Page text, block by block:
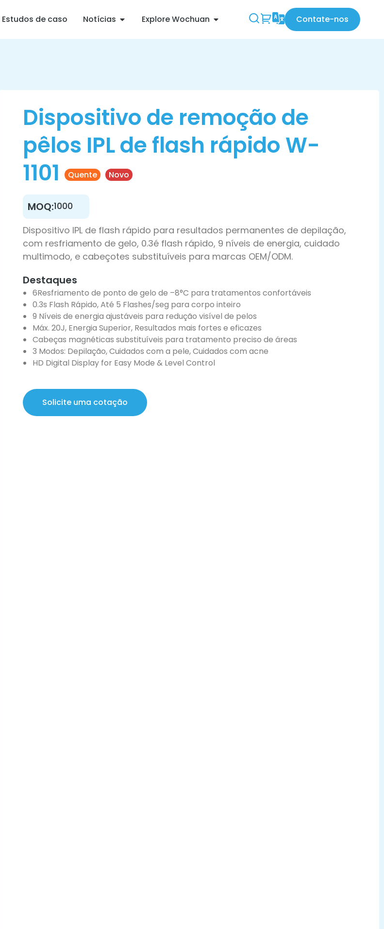
Estudos de caso Notícias Explore Wochuan Contate-nos
Dispositivo de remoção de
pêlos IPL de flash rápido W-
1101
Quente Novo
MOQ:1000
Dispositivo IPL de flash rápido para resultados permanentes de depilação,
com resfriamento de gelo, 0.3é flash rápido, 9 níveis de energia, cuidado
multimodo, e cabeçotes substituíveis para marcas OEM/ODM.
Destaques
6Resfriamento de ponto de gelo de –8°C para tratamentos confortáveis
0.3s Flash Rápido, Até 5 Flashes/seg para corpo inteiro
9 Níveis de energia ajustáveis ​​para redução visível de pelos
Máx. 20J, Energia Superior, Resultados mais fortes e eficazes
Cabeças magnéticas substituíveis para tratamento preciso de áreas
3 Modos: Depilação, Cuidados com a pele, Cuidados com acne
HD Digital Display for Easy Mode & Level Control
Solicite uma cotação